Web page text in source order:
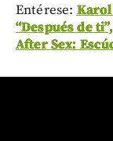
Entérese:
“Después de
After Sex: